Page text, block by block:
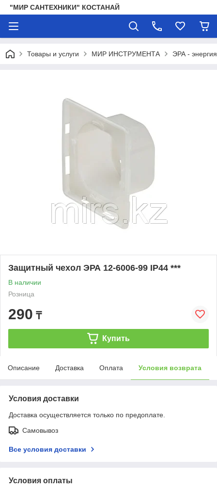
"МИР САНТЕХНИКИ" КОСТАНАЙ
Товары и услуги МИР ИНСТРУМЕНТА ЭРА -
Защитный чехол ЭРА 12-6006-99 IP44 ***
В наличии
Розница
290 ₸
Купить
Описание Доставка Оплата Условия возврата
Условия доставки
Доставка осуществляется только по предоплате.
Самовывоз
Все условия доставки
Условия оплаты